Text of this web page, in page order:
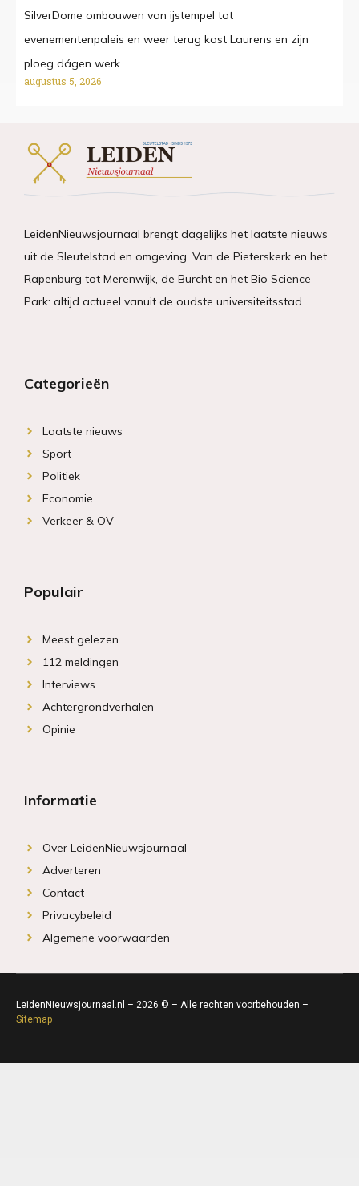
SilverDome ombouwen van ijstempel tot
evenementenpaleis en weer terug kost Laurens en zijn
ploeg dágen werk
augustus 5, 2026
LeidenNieuwsjournaal brengt dagelijks het laatste nieuws
uit de Sleutelstad en omgeving. Van de Pieterskerk en het
Rapenburg tot Merenwijk, de Burcht en het Bio Science
Park: altijd actueel vanuit de oudste universiteitsstad.
Categorieën
Laatste nieuws
Sport
Politiek
Economie
Verkeer & OV
Populair
Meest gelezen
112 meldingen
Interviews
Achtergrondverhalen
Opinie
Informatie
Over LeidenNieuwsjournaal
Adverteren
Contact
Privacybeleid
Algemene voorwaarden
LeidenNieuwsjournaal.nl – 2026 © – Alle rechten voorbehouden –
Sitemap